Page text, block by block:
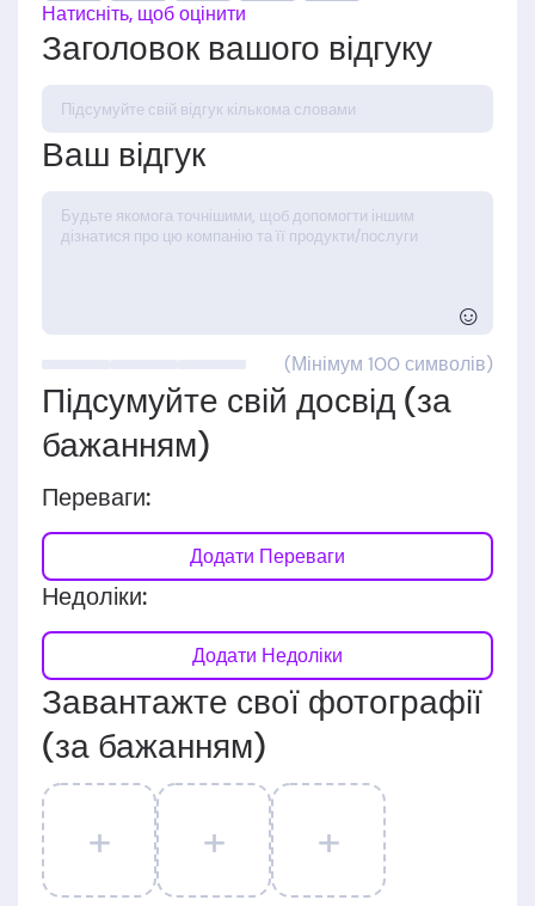
Натисніть, щоб оцінити
Заголовок вашого відгуку
Ваш відгук
☺
(Мінімум 100 символів)
Підсумуйте свій досвід (за
бажанням)
Переваги:
Додати Переваги
Недоліки:
Додати Недоліки
Завантажте свої фотографії
(за бажанням)
+ + +